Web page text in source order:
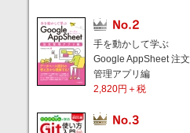
手を動かして学ぶ
Google AppSheet 注文
管理アプリ編
2,820円＋税